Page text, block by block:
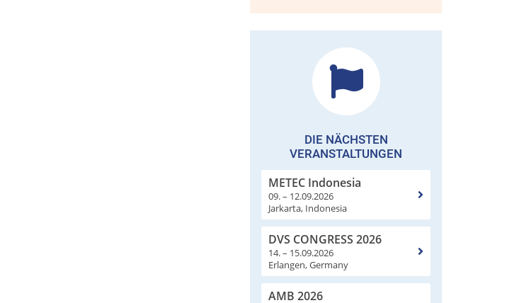
DIE NÄCHSTEN
VERANSTALTUNGEN
METEC Indonesia
09. – 12.09.2026
Jarkarta, Indonesia
DVS CONGRESS 2026
14. – 15.09.2026
Erlangen, Germany
AMB 2026